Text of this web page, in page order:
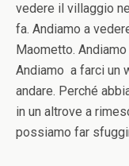
vedere il villaggio
fa. Andiamo a
Maometto.
Andiamo a farci un
andare. Perché
in un altrove a
possiamo far